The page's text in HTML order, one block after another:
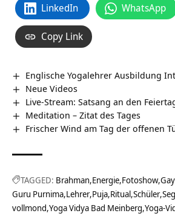
LinkedIn WhatsApp
Copy Link
Englische Yogalehrer Ausbildung
Neue Videos
Live-Stream: Satsang an den
Meditation – Zitat des Tages
Frischer Wind am Tag der offenen
TAGGED: Brahman Energie Fotoshow
Guru Purnima Lehrer Puja Ritual Schüler
vollmond Yoga Vidya Bad Meinberg Yoga-